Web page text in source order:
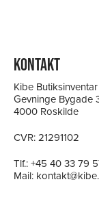
KONTAKT
Kibe Butiksinventar
Gevninge Bygade
4000 Roskilde
CVR: 21291102
Tlf.:+45 40 33 79
Mail: